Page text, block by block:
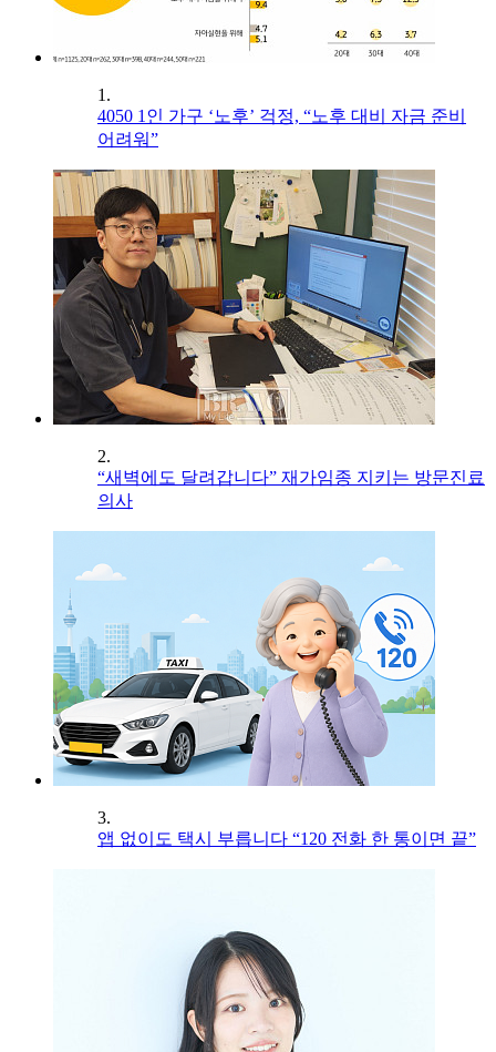
1.
4050 1인 가구 ‘노후’ 걱정, “노후 대비 자금 준비
어려워”
2.
“새벽에도 달려갑니다” 재가임종 지키는 방문진료
의사
3.
앱 없이도 택시 부릅니다 “120 전화 한 통이면 끝”